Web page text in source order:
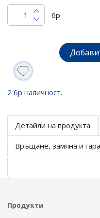
бр
Добави
2 бр наличност.
Детайли на продукта
Връщане, замяна и
Продукти